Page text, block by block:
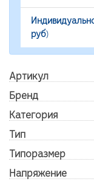
руб)
Артикул
Бренд
Категория
Тип
Типоразмер
Напряжение